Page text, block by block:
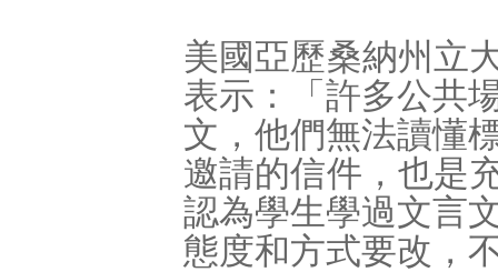
美國亞歷桑納州立
表示：「許多公共
文，他們無法讀懂
邀請的信件，也是
認為學生學過文言
態度和方式要改，